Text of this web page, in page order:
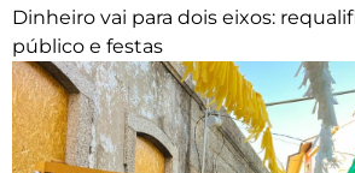
Dinheiro vai para dois eixos:
público e festas